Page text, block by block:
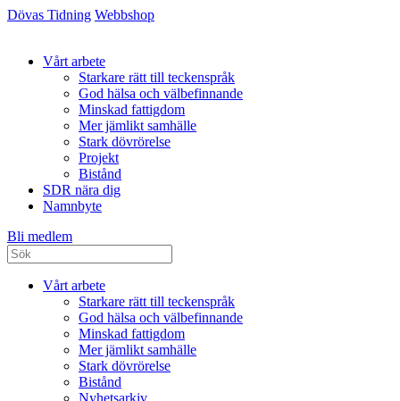
Dövas Tidning Webbshop
Vårt arbete
Starkare rätt till teckenspråk
God hälsa och välbefinnande
Minskad fattigdom
Mer jämlikt samhälle
Stark dövrörelse
Projekt
Bistånd
SDR nära dig
Namnbyte
Bli medlem
Vårt arbete
Starkare rätt till teckenspråk
God hälsa och välbefinnande
Minskad fattigdom
Mer jämlikt samhälle
Stark dövrörelse
Bistånd
Nyhetsarkiv